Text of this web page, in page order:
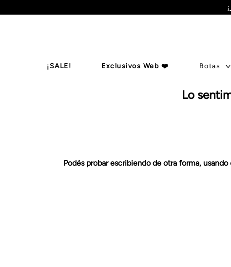
¡SALE! Exclusivos Web ❤️ Botas
Botas De Caña
Mules
Billeteras
Zapatos
Lo
Podés probar escribiendo de otra forma,